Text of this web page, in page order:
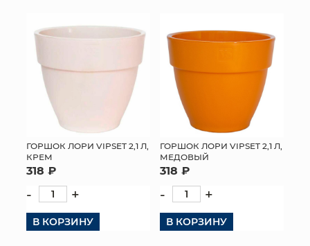
ГОРШОК ЛОРИ VIPSET 2,1 Л,
КРЕМ
318 ₽
- +
В КОРЗИНУ
ГОРШОК ЛОРИ VIPSET 2,1 Л,
МЕДОВЫЙ
318 ₽
- +
В КОРЗИНУ